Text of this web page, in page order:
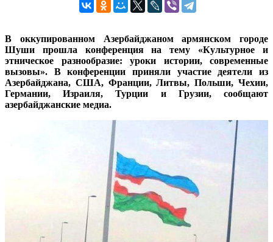
В оккупированном Азербайджаном армянском городе
Шуши прошла конференция на тему «Культурное и
этническое разнообразие: уроки истории, современные
вызовы». В конференции приняли участие деятели из
Азербайджана, США, Франции, Литвы, Польши, Чехии,
Германии, Израиля, Турции и Грузии, сообщают
азербайджанские медиа.